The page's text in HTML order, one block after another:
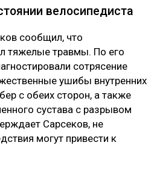
велосипедиста
сообщил, что
тяжелые травмы. По его
сотрясение
ушибы внутренних
с обеих сторон, а также
сустава с разрывом
Сарсеков, не
могут привести к